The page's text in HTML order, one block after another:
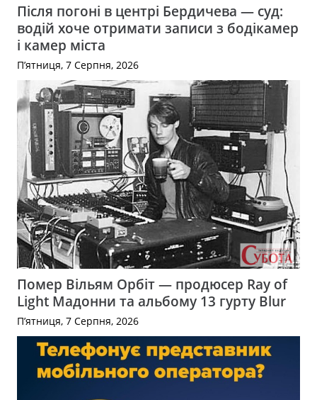
Після погоні в центрі Бердичева — суд:
водій хоче отримати записи з бодікамер
і камер міста
П’ятниця, 7 Серпня, 2026
Помер Вільям Орбіт — продюсер Ray of
Light Мадонни та альбому 13 гурту Blur
П’ятниця, 7 Серпня, 2026